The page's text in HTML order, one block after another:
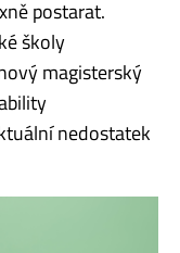
postarat.
školy
magisterský
nedostatek